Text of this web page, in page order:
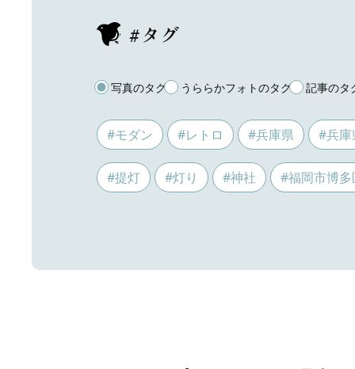
#タグ
写真のタグ うららかフォトのタグ 記事のタ
#モダン #レトロ #兵庫県 #兵庫
#提灯 #灯り #神社 #福岡市博多